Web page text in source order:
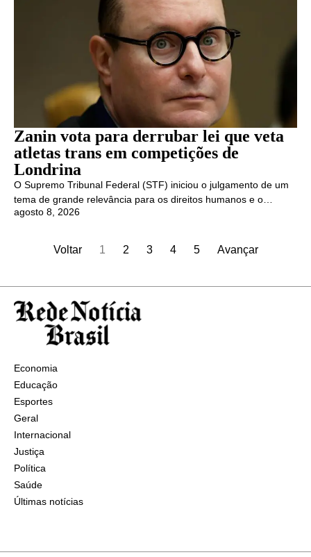
Zanin vota para derrubar lei que veta
atletas trans em competições de
Londrina
O Supremo Tribunal Federal (STF) iniciou o julgamento de um
tema de grande relevância para os direitos humanos e o…
agosto 8, 2026
Voltar 1 2 3 4 5 Avançar
Economia
Educação
Esportes
Geral
Internacional
Justiça
Política
Saúde
Últimas notícias